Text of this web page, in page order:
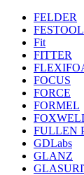
FELDER
FESTOOL
Fit
FITTER
FOCUS
FORCE
FORMEL
FULLEN
GDLabs
GLANZ